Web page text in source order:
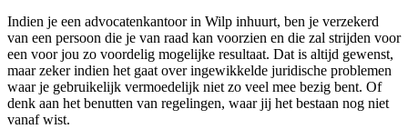
Indien je een advocatenkantoor in Wilp inhuurt, ben je verzekerd
van een persoon die je van raad kan voorzien en die zal strijden voor
een voor jou zo voordelig mogelijke resultaat. Dat is altijd gewenst,
maar zeker indien het gaat over ingewikkelde juridische problemen
waar je gebruikelijk vermoedelijk niet zo veel mee bezig bent. Of
denk aan het benutten van regelingen, waar jij het bestaan nog niet
vanaf wist.